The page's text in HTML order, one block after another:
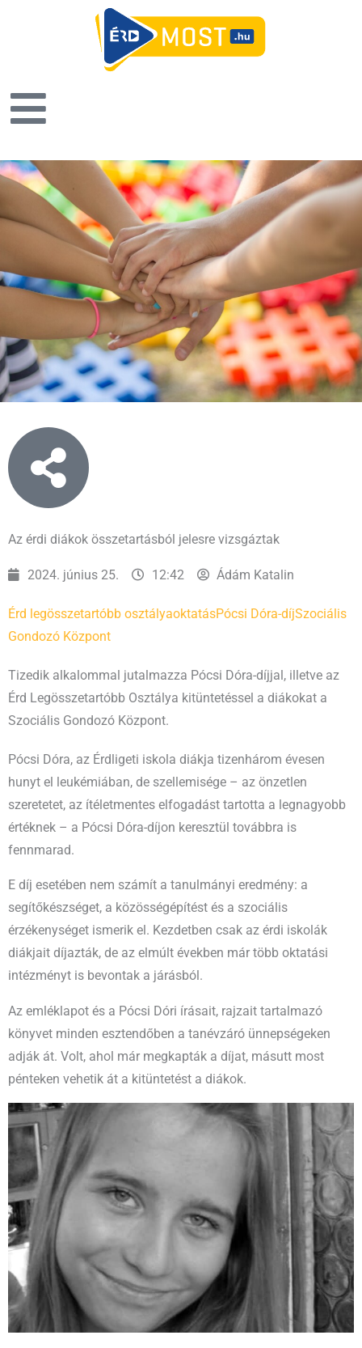
Az érdi diákok összetartásból jelesre vizsgáztak
2024. június 25. 12:42 Ádám Katalin
Érd legösszetartóbb osztályaoktatásPócsi Dóra-díjSzociális
Gondozó Központ
Tizedik alkalommal jutalmazza Pócsi Dóra-díjjal, illetve az
Érd Legösszetartóbb Osztálya kitüntetéssel a diákokat a
Szociális Gondozó Központ.
Pócsi Dóra, az Érdligeti iskola diákja tizenhárom évesen
hunyt el leukémiában, de szellemisége – az önzetlen
szeretetet, az ítéletmentes elfogadást tartotta a legnagyobb
értéknek – a Pócsi Dóra-díjon keresztül továbbra is
fennmarad.
E díj esetében nem számít a tanulmányi eredmény: a
segítőkészséget, a közösségépítést és a szociális
érzékenységet ismerik el. Kezdetben csak az érdi iskolák
diákjait díjazták, de az elmúlt években már több oktatási
intézményt is bevontak a járásból.
Az emléklapot és a Pócsi Dóri írásait, rajzait tartalmazó
könyvet minden esztendőben a tanévzáró ünnepségeken
adják át. Volt, ahol már megkapták a díjat, másutt most
pénteken vehetik át a kitüntetést a diákok.